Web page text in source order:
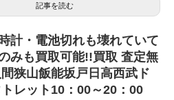
記事を読む
計・電池切れも壊れていて
みも買取可能!!買取 査定無
狭山飯能坂戸日高西武ド
レット10：00～20：00